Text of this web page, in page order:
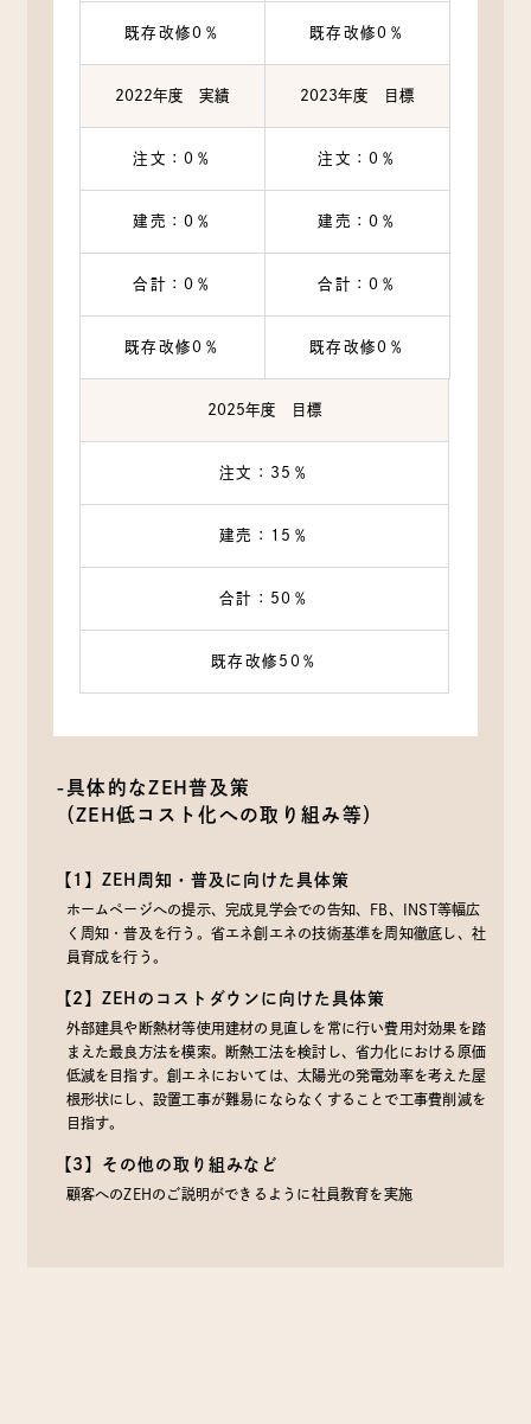
既存改修0％ 既存改修0％
2022年度 実績 2023年度 目標
注文：0％ 注文：0％
建売：0％ 建売：0％
合計：0％ 合計：0％
既存改修0％ 既存改修0％
2025年度 目標
注文：35％
建売：15％
合計：50％
既存改修50％
-具体的なZEH普及策
（ZEH低コスト化への取り組み等）
【1】ZEH周知・普及に向けた具体策
ホームページへの提示、完成見学会での告知、FB、INST等幅広
く周知・普及を行う。省エネ創エネの技術基準を周知徹底し、社
員育成を行う。
【2】ZEHのコストダウンに向けた具体策
外部建具や断熱材等使用建材の見直しを常に行い費用対効果を踏
まえた最良方法を模索。断熱工法を検討し、省力化における原価
低減を目指す。創エネにおいては、太陽光の発電効率を考えた屋
根形状にし、設置工事が難易にならなくすることで工事費削減を
目指す。
【3】その他の取り組みなど
顧客へのZEHのご説明ができるように社員教育を実施